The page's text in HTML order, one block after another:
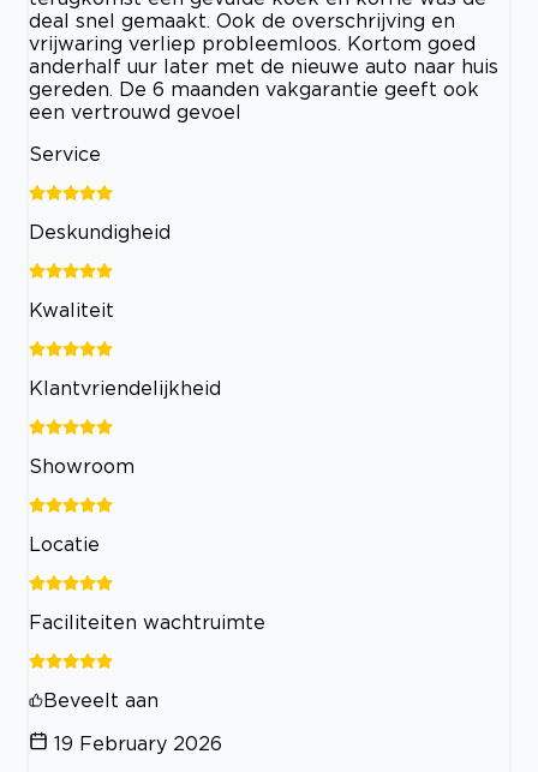
deal snel gemaakt. Ook de overschrijving en
vrijwaring verliep probleemloos. Kortom goed
anderhalf uur later met de nieuwe auto naar huis
gereden. De 6 maanden vakgarantie geeft ook
een vertrouwd gevoel
Service
Deskundigheid
Kwaliteit
Klantvriendelijkheid
Showroom
Locatie
Faciliteiten wachtruimte
Beveelt aan
19 February 2026